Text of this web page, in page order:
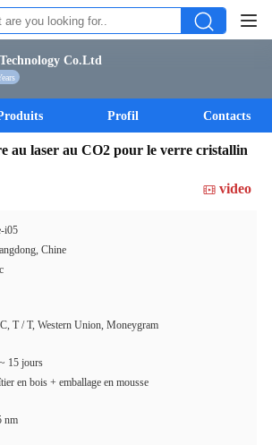
Co.Ltd
Profil Contacts
au laser au CO2 pour le verre cristallin
video
i05
Chine
T / T, Western Union, Moneygram
15 jours
en bois + emballage en mousse
nm